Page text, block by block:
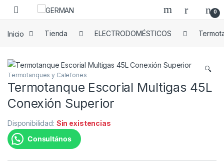
Skip to navigation
Skip to content
0
Inicio Tienda ELECTRODOMÉSTICOS
🔍
Termotanques y Calefones
Termotanque Escorial Multigas 45L
Conexión Superior
Disponibilidad: Sin existencias
Consultános